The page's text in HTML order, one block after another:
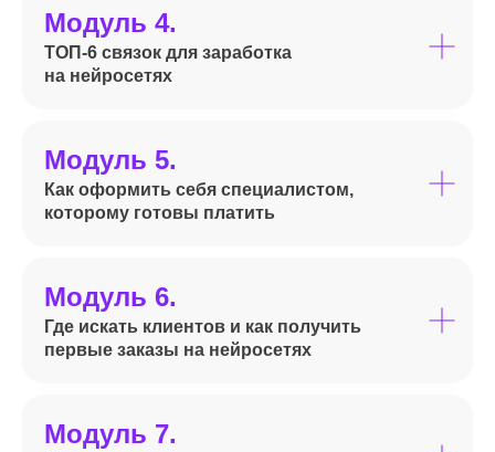
Модуль 4.
ТОП-6 связок для заработка
на нейросетях
Модуль 5.
Как оформить себя специалистом,
которому готовы платить
Модуль 6.
Где искать клиентов и как получить
первые заказы на нейросетях
Модуль 7.